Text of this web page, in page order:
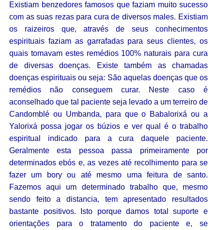
Existiam benzedores famosos que faziam muito sucesso
com as suas rezas para cura de diversos males. Existiam
os raizeiros que, através de seus conhecimentos
espirituais faziam as garrafadas para seus clientes, os
quais tomavam estes remédios 100% naturais para cura
de diversas doenças. Existe também as chamadas
doenças espirituais ou seja: São aquelas doenças que os
remédios não conseguem curar. Neste caso é
aconselhado que tal paciente seja levado a um terreiro de
Candomblé ou Umbanda, para que o Babalorixá ou a
Yalorixá possa jogar os búzios e ver qual é o trabalho
espiritual indicado para a cura daquele paciente.
Geralmente esta pessoa passa primeiramente por
determinados ebós e, as vezes até recolhimento para se
fazer um bory ou até mesmo uma feitura de santo.
Fazemos aqui um determinado trabalho que, mesmo
sendo feito a distancia, tem apresentado resultados
bastante positivos. Isto porque damos total suporte e
orientações para o tratamento do paciente e, se